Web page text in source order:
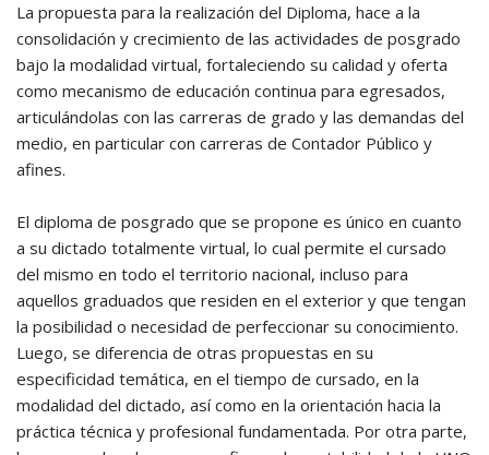
La propuesta para la realización del Diploma, hace a la
consolidación y crecimiento de las actividades de posgrado
bajo la modalidad virtual, fortaleciendo su calidad y oferta
como mecanismo de educación continua para egresados,
articulándolas con las carreras de grado y las demandas del
medio, en particular con carreras de Contador Público y
afines.
El diploma de posgrado que se propone es único en cuanto
a su dictado totalmente virtual, lo cual permite el cursado
del mismo en todo el territorio nacional, incluso para
aquellos graduados que residen en el exterior y que tengan
la posibilidad o necesidad de perfeccionar su conocimiento.
Luego, se diferencia de otras propuestas en su
especificidad temática, en el tiempo de cursado, en la
modalidad del dictado, así como en la orientación hacia la
práctica técnica y profesional fundamentada. Por otra parte,